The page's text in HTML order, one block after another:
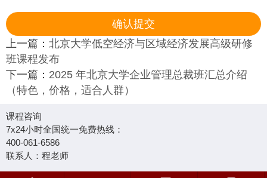
上一篇： 北京大学低空经济与区域经济发展高级研修
班课程发布
下一篇： 2025 年北京大学企业管理总裁班汇总介绍
（特色，价格，适合人群）
课程咨询
7x24小时全国统一免费热线：
400-061-6586
联系人：程老师